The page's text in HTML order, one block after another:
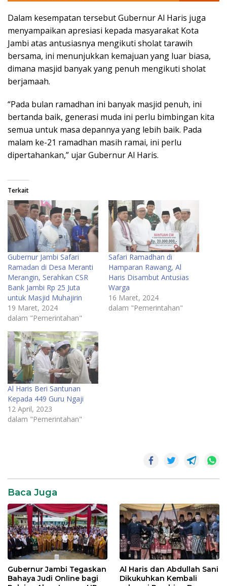
Dalam kesempatan tersebut Gubernur Al Haris juga
menyampaikan apresiasi kepada masyarakat Kota
Jambi atas antusiasnya mengikuti sholat tarawih
bersama, ini menunjukkan kemajuan yang luar biasa,
dimana masjid banyak yang penuh mengikuti sholat
berjamaah.
“Pada bulan ramadhan ini banyak masjid penuh, ini
bertanda baik, generasi muda ini perlu bimbingan kita
semua untuk masa depannya yang lebih baik. Pada
malam ke-21 ramadhan masih ramai, ini perlu
dipertahankan,” ujar Gubernur Al Haris.
Terkait
Gubernur Jambi Safari
Ramadan di Desa Meranti
Merangin, Serahkan CSR
Bank Jambi Rp 25 Juta
untuk Masjid Muhajirin
19 Maret, 2024
dalam "Pemerintahan"
Safari Ramadhan di
Hamparan Rawang, Al
Haris Disambut Antusias
Warga
16 Maret, 2024
dalam "Pemerintahan"
Al Haris Beri Santunan
Kepada 449 Guru Ngaji
12 April, 2023
dalam "Pemerintahan"
Baca Juga
Gubernur Jambi Tegaskan
Bahaya Judi Online bagi
Al Haris dan Abdullah Sani
Dikukuhkan Kembali